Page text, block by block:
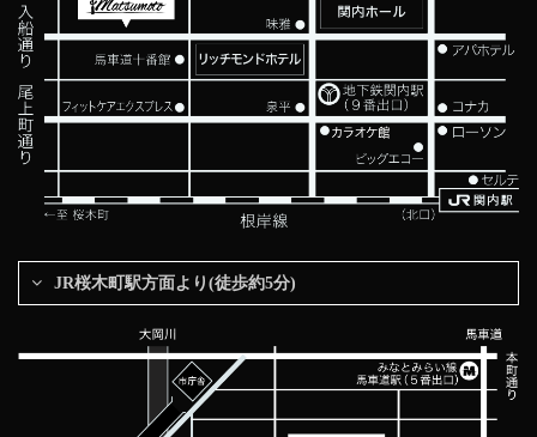
JR桜木町駅方面より(徒歩約5分)